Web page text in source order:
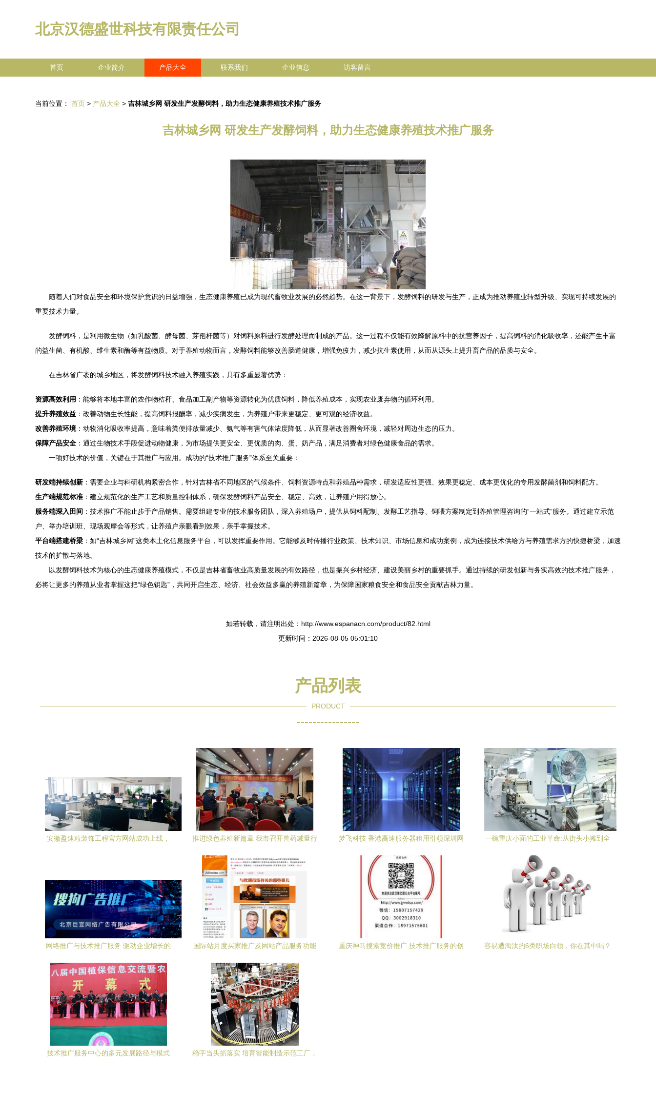
北京汉德盛世科技有限责任公司
首页 企业简介 产品大全 联系我们 企业信息 访客留言
当前位置： 首页 > 产品大全 > 吉林城乡网 研发生产发酵饲料，助力生态健康养殖技术推广服务
吉林城乡网 研发生产发酵饲料，助力生态健康养殖技术推广服务
随着人们对食品安全和环境保护意识的日益增强，生态健康养殖已成为现代畜牧业发展的必然趋势。在这一背景下，发酵饲料的研发与生产，正成为推动养殖业转型升级、实现可持续发展的
重要技术力量。
发酵饲料，是利用微生物（如乳酸菌、酵母菌、芽孢杆菌等）对饲料原料进行发酵处理而制成的产品。这一过程不仅能有效降解原料中的抗营养因子，提高饲料的消化吸收率，还能产生丰富
的益生菌、有机酸、维生素和酶等有益物质。对于养殖动物而言，发酵饲料能够改善肠道健康，增强免疫力，减少抗生素使用，从而从源头上提升畜产品的品质与安全。
在吉林省广袤的城乡地区，将发酵饲料技术融入养殖实践，具有多重显著优势：
资源高效利用 ：能够将本地丰富的农作物秸秆、食品加工副产物等资源转化为优质饲料，降低养殖成本，实现农业废弃物的循环利用。
提升养殖效益 ：改善动物生长性能，提高饲料报酬率，减少疾病发生，为养殖户带来更稳定、更可观的经济收益。
改善养殖环境：动物消化吸收率提高，意味着粪便排放量减少、氨气等有害气体浓度降低，从而显著改善圈舍环境，减轻对周边生态的压力。
保障产品安全 ：通过生物技术手段促进动物健康，为市场提供更安全、更优质的肉、蛋、奶产品，满足消费者对绿色健康食品的需求。
一项好技术的价值，关键在于其推广与应用。成功的“技术推广服务”体系至关重要：
研发端持续创新 ：需要企业与科研机构紧密合作，针对吉林省不同地区的气候条件、饲料资源特点和养殖品种需求，研发适应性更强、效果更稳定、成本更优化的专用发酵菌剂和饲料配方。
生产端规范标准 ：建立规范化的生产工艺和质量控制体系，确保发酵饲料产品安全、稳定、高效，让养殖户用得放心。
服务端深入田间 ：技术推广不能止步于产品销售。需要组建专业的技术服务团队，深入养殖场户，提供从饲料配制、发酵工艺指导、饲喂方案制定到养殖管理咨询的“一站式”服务。通过建立示范
户、举办培训班、现场观摩会等形式，让养殖户亲眼看到效果，亲手掌握技术。
平台端搭建桥梁 ：如“吉林城乡网”这类本土化信息服务平台，可以发挥重要作用。它能够及时传播行业政策、技术知识、市场信息和成功案例，成为连接技术供给方与养殖需求方的快捷桥梁，加速
技术的扩散与落地。
以发酵饲料技术为核心的生态健康养殖模式，不仅是吉林省畜牧业高质量发展的有效路径，也是振兴乡村经济、建设美丽乡村的重要抓手。通过持续的研发创新与务实高效的技术推广服务，
必将让更多的养殖从业者掌握这把“绿色钥匙”，共同开启生态、经济、社会效益多赢的养殖新篇章，为保障国家粮食安全和食品安全贡献吉林力量。
如若转载，请注明出处：http://www.espanacn.com/product/82.html
更新时间：2026-08-05 05:01:10
产品列表
PRODUCT
----------------
安徽盈速粒装饰工程官方网站成功上线，
推进绿色养殖新篇章 我市召开兽药减量行
梦飞科技 香港高速服务器租用引领深圳网
一碗重庆小面的工业革命:从街头小摊到全
网络推广与技术推广服务 驱动企业增长的
国际站月度买家推广及网站产品服务功能
重庆神马搜索竞价推广 技术推广服务的创
容易遭淘汰的6类职场白领，你在其中吗？
技术推广服务中心的多元发展路径与模式
稳字当头抓落实 培育智能制造示范工厂，